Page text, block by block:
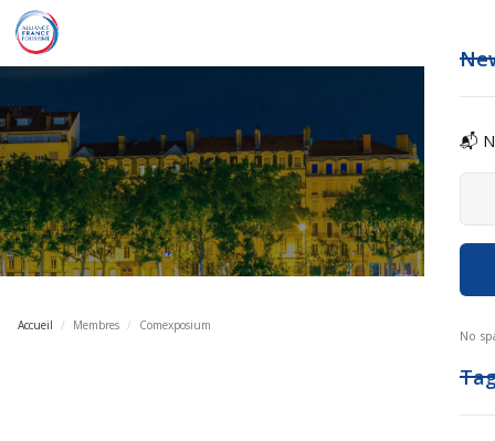
📬
No
Accueil / Membres / Comexposium